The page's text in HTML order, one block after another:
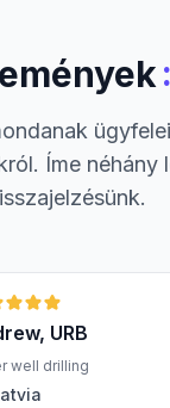
:
Íme néhány
URB
well drilling